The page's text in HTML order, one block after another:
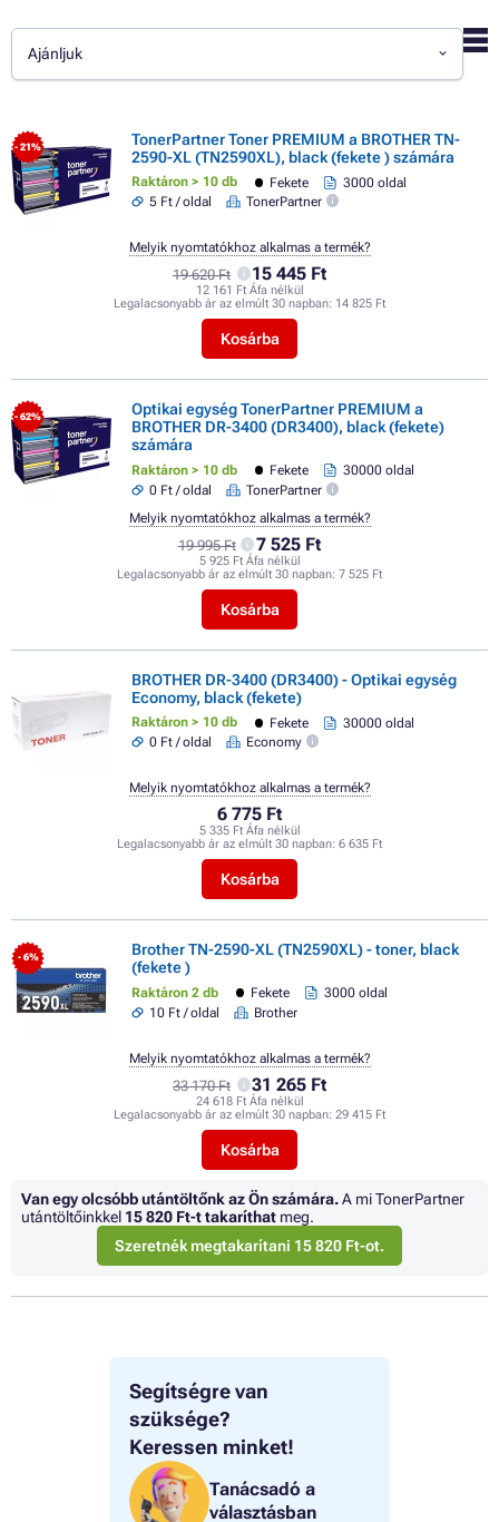
Segítségre van
szüksége?
Keressen minket!
Tanácsadó a
választásban
Ajánljuk
- 21%
TonerPartner Toner PREMIUM a BROTHER TN-
2590-XL (TN2590XL), black (fekete ) számára
Raktáron > 10 db Fekete
3000 oldal
5 Ft / oldal
TonerPartner
19 620 Ft 15 445 Ft
12 161 Ft Áfa nélkül
Legalacsonyabb ár az elmúlt 30 napban: 14 825 Ft
Kosárba
Melyik nyomtatókhoz alkalmas a termék?
- 62%
Optikai egység TonerPartner PREMIUM a
BROTHER DR-3400 (DR3400), black (fekete)
számára
Raktáron > 10 db Fekete
30000 oldal
0 Ft / oldal
TonerPartner
19 995 Ft 7 525 Ft
5 925 Ft Áfa nélkül
Legalacsonyabb ár az elmúlt 30 napban: 7 525 Ft
Kosárba
Melyik nyomtatókhoz alkalmas a termék?
BROTHER DR-3400 (DR3400) - Optikai egység
Economy, black (fekete)
Raktáron > 10 db Fekete
30000 oldal
0 Ft / oldal
Economy
6 775 Ft
5 335 Ft Áfa nélkül
Legalacsonyabb ár az elmúlt 30 napban: 6 635 Ft
Kosárba
Melyik nyomtatókhoz alkalmas a termék?
- 6%
Brother TN-2590-XL (TN2590XL) - toner, black
(fekete )
Raktáron 2 db Fekete
3000 oldal
10 Ft / oldal
Brother
33 170 Ft 31 265 Ft
24 618 Ft Áfa nélkül
Legalacsonyabb ár az elmúlt 30 napban: 29 415 Ft
Kosárba
Melyik nyomtatókhoz alkalmas a termék?
Van egy olcsóbb utántöltőnk az Ön számára.A mi TonerPartner
utántöltőinkkel 15 820 Ft-t takaríthat meg.
Szeretnék megtakarítani 15 820 Ft-ot.